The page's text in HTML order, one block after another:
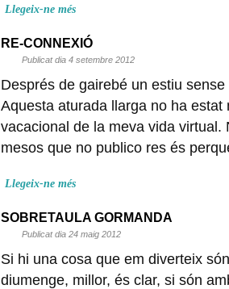
Llegeix-ne més
RE-CONNEXIÓ
Publicat dia 4 setembre 2012
Després de gairebé un estiu
Aquesta aturada llarga no ha
vacacional de la meva vida virtual.
mesos que no publico res és
Llegeix-ne més
SOBRETAULA GORMANDA
Publicat dia 24 maig 2012
Si hi una cosa que em diverteix
diumenge, millor, és clar, si són